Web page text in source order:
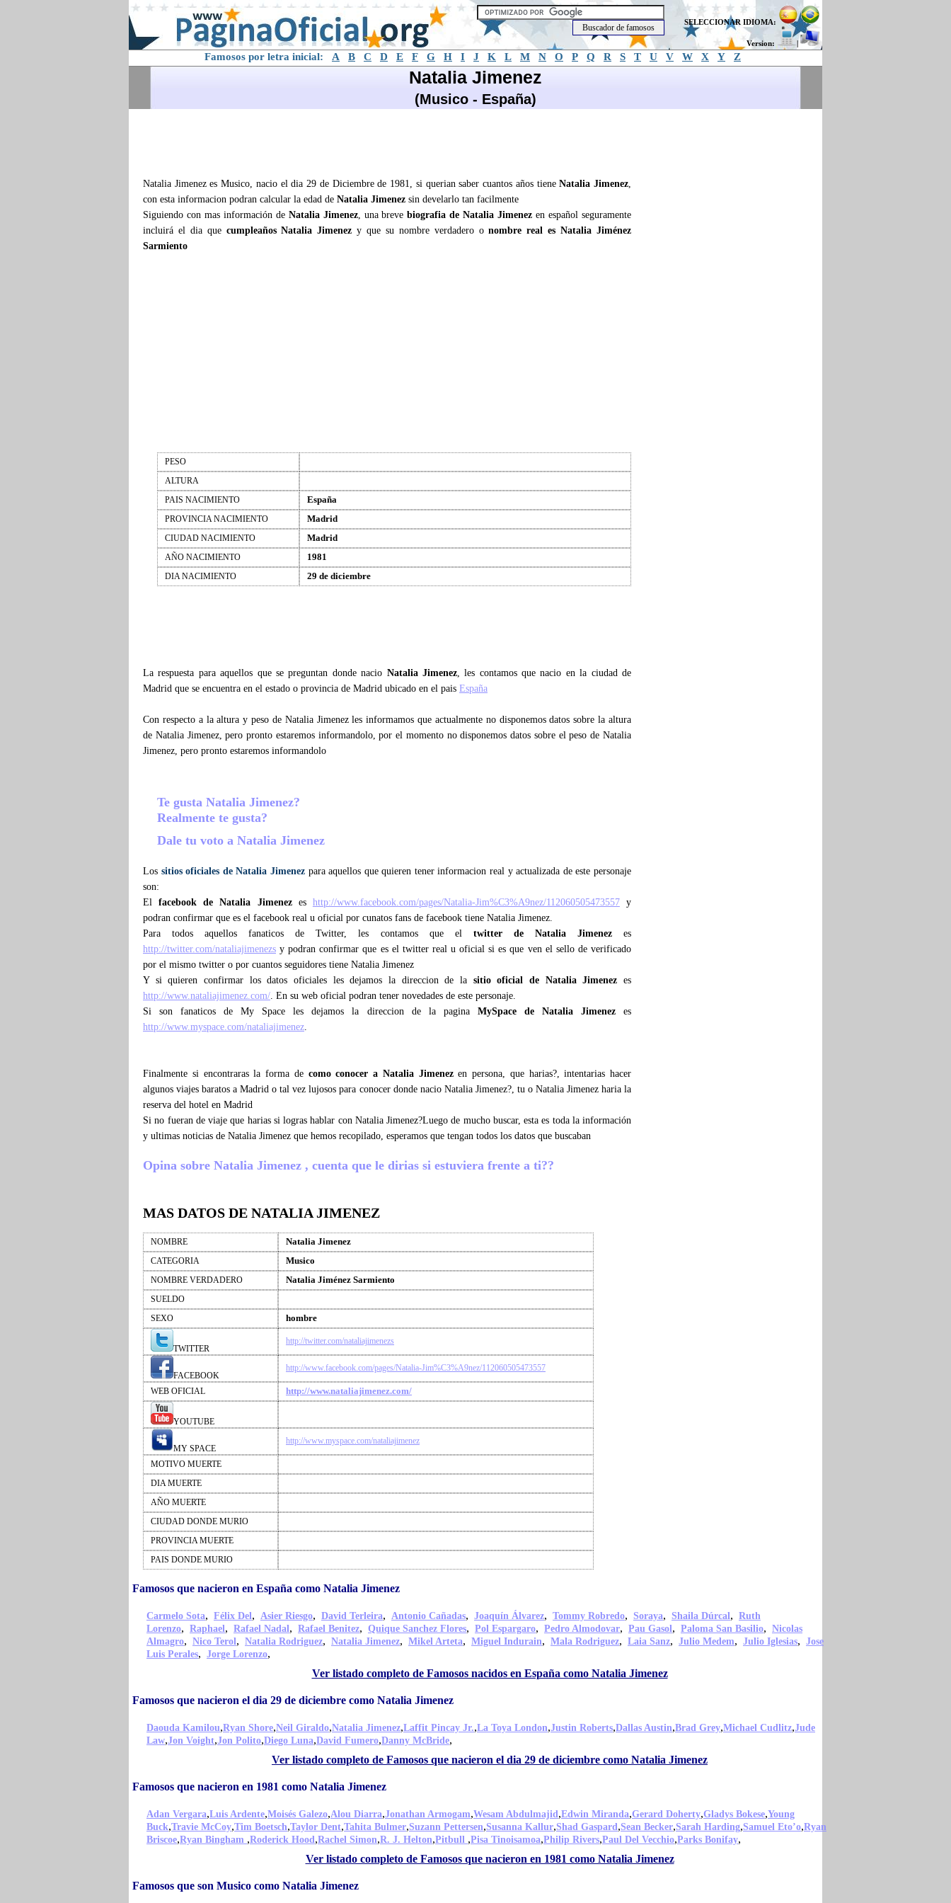
SELECCIONAR IDIOMA:
Version: |
Famosos por letra inicial: A B C D E F G H I J K L M N O P Q R S T U V W X Y Z
Natalia Jimenez
(Musico - España)
Natalia Jimenez es Musico, nacio el dia 29 de Diciembre de 1981, si querian saber cuantos años tieneNatalia Jimenez,
con esta informacion podran calcular la edad de Natalia Jimenez sin develarlo tan facilmente
Siguiendo con mas información de Natalia Jimenez, una brevebiografia de Natalia Jimenez en español seguramente
incluirá el dia que cumpleaños Natalia Jimenez y que su nombre verdadero onombre real es Natalia Jiménez
Sarmiento
PESO
ALTURA
PAIS NACIMIENTO
España
PROVINCIA NACIMIENTO Madrid
CIUDAD NACIMIENTO Madrid
AÑO NACIMIENTO 1981
DIA NACIMIENTO 29 de diciembre
La respuesta para aquellos que se preguntan donde nacio Natalia Jimenez, les contamos que nacio en la ciudad de
Madrid que se encuentra en el estado o provincia de Madrid ubicado en el pais España
Con respecto a la altura y peso de Natalia Jimenez les informamos que actualmente no disponemos datos sobre la altura
de Natalia Jimenez, pero pronto estaremos informandolo, por el momento no disponemos datos sobre el peso de Natalia
Jimenez, pero pronto estaremos informandolo
Te gusta Natalia Jimenez?
Realmente te gusta?
Dale tu voto a Natalia Jimenez
Los sitios oficiales de Natalia Jimenezpara aquellos que quieren tener informacion real y actualizada de este personaje
son:
Elfacebook de Natalia Jimenezes http://www.facebook.com/pages/Natalia-Jim%C3%A9nez/112060505473557y
podran confirmar que es el facebook real u oficial por cunatos fans de facebook tiene Natalia Jimenez.
Para todos aquellos fanaticos de Twitter, les contamos que el twitter de Natalia Jimenezes
http://twitter.com/nataliajimenezs y podran confirmar que es el twitter real u oficial si es que ven el sello de verificado
por el mismo twitter o por cuantos seguidores tiene Natalia Jimenez
Y si quieren confirmar los datos oficiales les dejamos la direccion de la sitio oficial de Natalia Jimenez es
http://www.nataliajimenez.com/. En su web oficial podran tener novedades de este personaje.
Si son fanaticos de My Space les dejamos la direccion de la pagina MySpace de Natalia Jimenezes
http://www.myspace.com/nataliajimenez.
Finalmente si encontraras la forma de como conocer a Natalia Jimenezen persona, que harias?, intentarias hacer
algunos viajes baratos a Madrid o tal vez lujosos para conocer donde nacio Natalia Jimenez?, tu o Natalia Jimenez haria la
reserva del hotel en Madrid
Si no fueran de viaje que harias si logras hablar con Natalia Jimenez?Luego de mucho buscar, esta es toda la información
y ultimas noticias de Natalia Jimenez que hemos recopilado, esperamos que tengan todos los datos que buscaban
Opina sobre Natalia Jimenez , cuenta que le dirias si estuviera frente a ti??
MAS DATOS DE NATALIA JIMENEZ
NOMBRE Natalia Jimenez
CATEGORIA Musico
NOMBRE VERDADERO Natalia Jiménez Sarmiento
SUELDO
SEXO
hombre
TWITTER
http://twitter.com/nataliajimenezs
FACEBOOK
http://www.facebook.com/pages/Natalia-Jim%C3%A9nez/112060505473557
WEB OFICIAL http://www.nataliajimenez.com/
YOUTUBE
MY SPACE
http://www.myspace.com/nataliajimenez
MOTIVO MUERTE
DIA MUERTE
AÑO MUERTE
CIUDAD DONDE MURIO
PROVINCIA MUERTE
PAIS DONDE MURIO
Famosos que nacieron en España como Natalia Jimenez
Carmelo Sota, Félix Del, Asier Riesgo, David Terleira, Antonio Cañadas, Joaquín Álvarez, Tommy Robredo, Soraya, Shaila Dúrcal, Ruth
Lorenzo, Raphael, Rafael Nadal, Rafael Benitez, Quique Sanchez Flores, Pol Espargaro, Pedro Almodovar, Pau Gasol, Paloma San Basilio, Nicolas
Almagro, Nico Terol, Natalia Rodriguez, Natalia Jimenez, Mikel Arteta, Miguel Indurain, Mala Rodriguez, Laia Sanz, Julio Medem, Julio Iglesias, Jose
Luis Perales, Jorge Lorenzo,
Ver listado completo de Famosos nacidos en España como Natalia Jimenez
Famosos que nacieron el dia 29 de diciembre como Natalia Jimenez
Daouda Kamilou,Ryan Shore,Neil Giraldo,Natalia Jimenez,Laffit Pincay Jr.,La Toya London,Justin Roberts,Dallas Austin,Brad Grey,Michael Cudlitz,Jude
Law,Jon Voight,Jon Polito,Diego Luna,David Fumero,Danny McBride,
Ver listado completo de Famosos que nacieron el dia 29 de diciembre como Natalia Jimenez
Famosos que nacieron en 1981 como Natalia Jimenez
Adan Vergara,Luis Ardente,Moisés Galezo,Alou Diarra,Jonathan Armogam,Wesam Abdulmajid,Edwin Miranda,Gerard Doherty,Gladys Bokese,Young
Buck,Travie McCoy,Tim Boetsch,Taylor Dent,Tahita Bulmer,Suzann Pettersen,Susanna Kallur,Shad Gaspard,Sean Becker,Sarah Harding,Samuel Eto’o,Ryan
Briscoe,Ryan Bingham ,Roderick Hood,Rachel Simon,R. J. Helton,Pitbull ,Pisa Tinoisamoa,Philip Rivers,Paul Del Vecchio,Parks Bonifay,
Ver listado completo de Famosos que nacieron en 1981 como Natalia Jimenez
Famosos que son Musico como Natalia Jimenez